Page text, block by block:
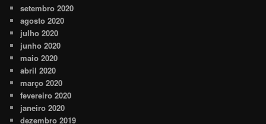
setembro 2020
agosto 2020
julho 2020
junho 2020
maio 2020
abril 2020
março 2020
fevereiro 2020
janeiro 2020
dezembro 2019